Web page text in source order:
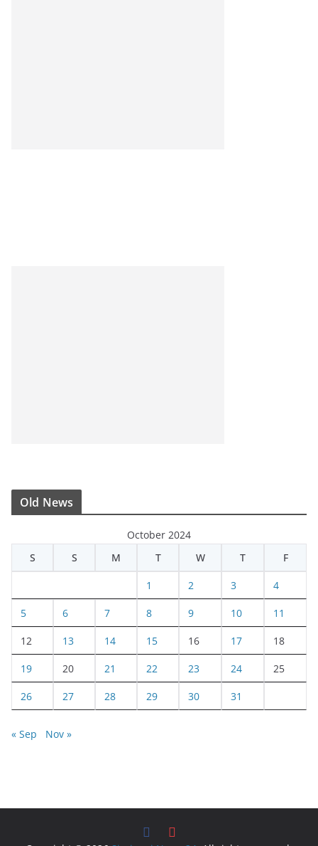
Old News
October 2024
S
S M T W T F
1 2 3 4
5 6 7 8 9 10 11
12 13 14 15 16 17 18
19 20 21 22 23 24 25
26 27 28 29 30 31
« Sep Nov »